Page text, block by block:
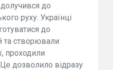
до
руху. Українці
до
та створювали
проходили
дозволило відразу